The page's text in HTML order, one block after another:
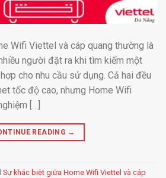
Wifi Viettel và cáp quang thường là
người đặt ra khi tìm kiếm một
cho nhu cầu sử dụng. Cả hai đều
tốc độ cao, nhưng Home Wifi
[…]
READING →
Sự khác biệt giữa Home Wifi Viettel và cáp